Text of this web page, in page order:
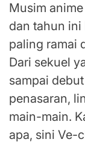
Musim
dan tahun ini
paling ramai
Dari sekuel
sampai
penasaran,
main-main.
apa, sini Ve-